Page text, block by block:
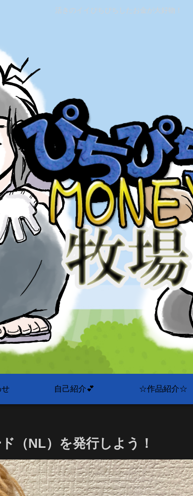
活きのイイぴちぴちしたお金が大好物！
せ 自己紹介💕 ☆作品紹介☆
（NL）を発行しよう！